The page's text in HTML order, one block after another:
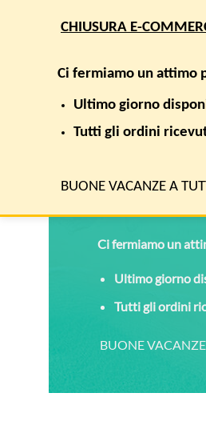
Ci fermiamo un
Ultimo giorno
Tutti gli ordini
BUONE
CHIUSURA E-
Ci fermiamo un attimo
Ultimo giorno
Tutti gli ordini
BUONE VACANZE A